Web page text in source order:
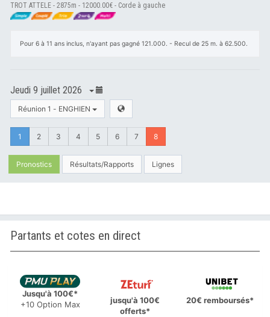
TROT ATTELE - 2875m - 12000.00€ - Corde à gauche
Pour 6 à 11 ans inclus, n'ayant pas gagné 121.000. - Recul de 25 m. à 62.500.
Jeudi 9 juillet 2026
Réunion 1 - ENGHIEN
1 2 3 4 5 6 7 8
Pronostics Résultats/Rapports Lignes
Partants et cotes en direct
Jusqu'à 100€*
+10 Option Max
jusqu'à 100€
offerts*
20€ remboursés*